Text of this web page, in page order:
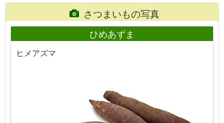
さつまいもの写真
ひめあずま
ヒメアズマ